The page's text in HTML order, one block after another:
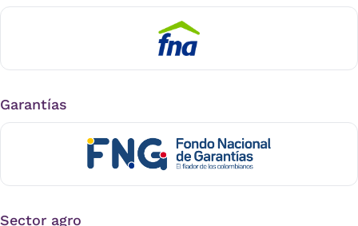
Garantías
Sector agro